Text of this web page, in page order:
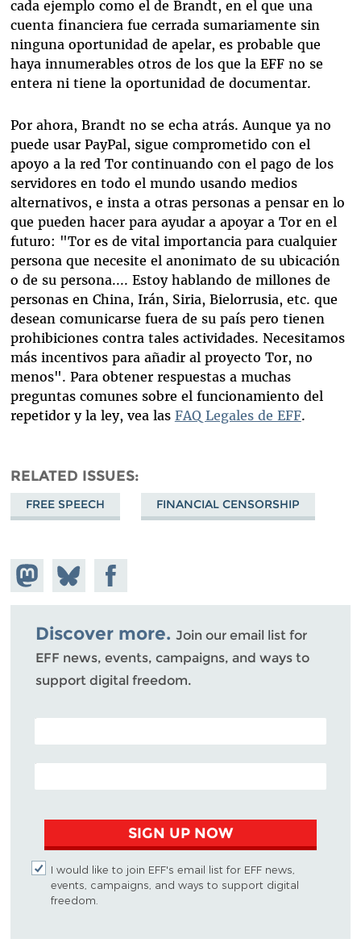
cada ejemplo como el de Brandt, en el que una
cuenta financiera fue cerrada sumariamente sin
ninguna oportunidad de apelar, es probable que
haya innumerables otros de los que la EFF no se
entera ni tiene la oportunidad de documentar.
Por ahora, Brandt no se echa atrás. Aunque ya no
puede usar PayPal, sigue comprometido con el
apoyo a la red Tor continuando con el pago de los
servidores en todo el mundo usando medios
alternativos, e insta a otras personas a pensar en lo
que pueden hacer para ayudar a apoyar a Tor en el
futuro: "Tor es de vital importancia para cualquier
persona que necesite el anonimato de su ubicación
o de su persona.... Estoy hablando de millones de
personas en China, Irán, Siria, Bielorrusia, etc. que
desean comunicarse fuera de su país pero tienen
prohibiciones contra tales actividades. Necesitamos
más incentivos para añadir al proyecto Tor, no
menos". Para obtener respuestas a muchas
preguntas comunes sobre el funcionamiento del
repetidor y la ley, vea las FAQ Legales de EFF.
RELATED ISSUES
FREE SPEECH FINANCIAL CENSORSHIP
Share on
Mastodon
Share
on
Bluesky
Share on
Facebook
Discover more. Join our email list for
EFF news, events, campaigns, and ways to
support digital freedom.
POSTAL CODE (OPTIONAL)
EMAIL ADDRESS
SIGN UP NOW
I would like to join EFF's email list for EFF news,
events, campaigns, and ways to support digital
freedom.